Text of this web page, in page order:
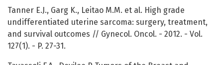
Tanner E.J., Garg K., Leitao M.M. et al. High grade
undifferentiated uterine sarcoma: surgery, treatment,
and survival outcomes // Gynecol. Oncol. - 2012. - Vol.
127(1). - P. 27-31.